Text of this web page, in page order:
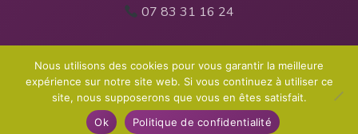
07 83 31 16 24
© 2026 Atelier du Sirop - Tous droits réservés - Développé
par MaiShop
Nous utilisons des cookies pour vous garantir la meilleure
expérience sur notre site web. Si vous continuez à utiliser ce
site, nous supposerons que vous en êtes satisfait.
Ok
Politique de confidentialité